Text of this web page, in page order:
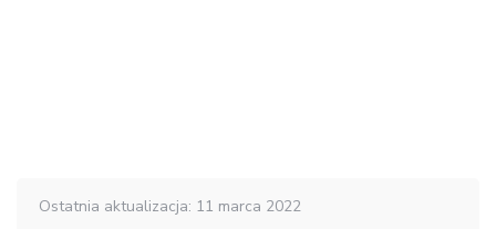
Ostatnia aktualizacja: 11 marca 2022